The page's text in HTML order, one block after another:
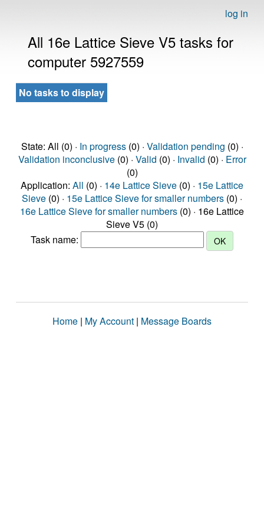
log in
All 16e Lattice Sieve V5 tasks for
computer 5927559
No tasks to display
State: All (0) · In progress(0) · Validation pending (0) ·
Validation inconclusive(0) · Valid (0) · Invalid (0) · Error
(0)
Application: All (0) · 14e Lattice Sieve (0) · 15e Lattice
Sieve (0) · 15e Lattice Sieve for smaller numbers (0) ·
16e Lattice Sieve for smaller numbers (0) · 16e Lattice
Sieve V5 (0)
Task name:
Home | My Account | Message Boards